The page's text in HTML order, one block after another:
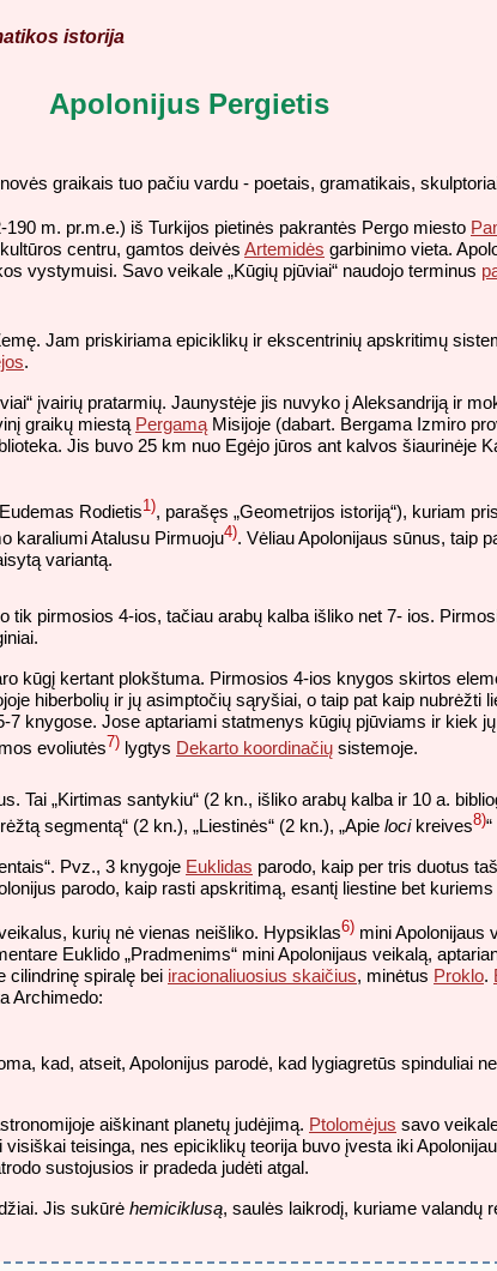
istorija
Apolonijus Pergietis
graikais tuo pačiu vardu - poetais, gramatikais,
m. pr.m.e.) iš Turkijos pietinės pakrantės Pergo miesto
centru, gamtos deivės Artemidės garbinimo vieta.
vystymuisi. Savo veikale „Kūgių pjūviai“ naudojo terminus
Jam priskiriama epiciklikų ir ekscentrinių apskritimų
.
įvairių pratarmių. Jaunystėje jis nuvyko į Aleksandriją ir
graikų miestą Pergamą Misijoje (dabart. Bergama Izmiro
Jis buvo 25 km nuo Egėjo jūros ant kalvos šiaurinėje
Rodietis1), parašęs „Geometrijos istoriją“), kuriam
karaliumi Atalusu Pirmuoju4). Vėliau Apolonijaus sūnus, taip
variantą.
tik pirmosios 4-ios, tačiau arabų kalba išliko net 7- ios.
kūgį kertant plokštuma. Pirmosios 4-ios knygos skirtos
hiberbolių ir jų asimptočių sąryšiai, o taip pat kaip
7 knygose. Jose aptariami statmenys kūgių pjūviams ir kiek
evoliutės7) lygtys Dekarto koordinačių sistemoje.
Tai „Kirtimas santykiu“ (2 kn., išliko arabų kalba ir 10 a.
segmentą“ (2 kn.), „Liestinės“ (2 kn.), „Apie locikreives8)
Pvz., 3 knygoje Euklidas parodo, kaip per tris duotus
parodo, kaip rasti apskritimą, esantį liestine bet
kurių nė vienas neišliko. Hypsiklas6) mini Apolonijaus
Euklido „Pradmenims“ mini Apolonijaus veikalą,
cilindrinę spiralę bei iracionaliuosius skaičius, minėtus Proklo.
Archimedo:
kad, atseit, Apolonijus parodė, kad lygiagretūs spinduliai
aiškinant planetų judėjimą. Ptolomėjus savo
teisinga, nes epiciklikų teorija buvo įvesta iki
sustojusios ir pradeda judėti atgal.
Jis sukūrė hemiciklusą, saulės laikrodį, kuriame valandų